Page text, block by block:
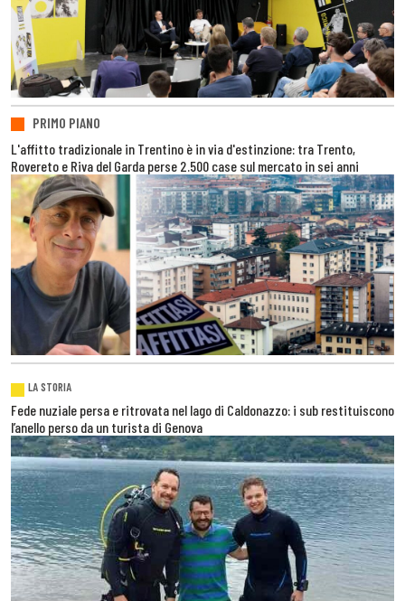
PRIMO PIANO
L'affitto tradizionale in Trentino è in via d'estinzione: tra Trento,
Rovereto e Riva del Garda perse 2.500 case sul mercato in sei anni
LA STORIA
Fede nuziale persa e ritrovata nel lago di Caldonazzo: i sub restituiscono
l’anello perso da un turista di Genova